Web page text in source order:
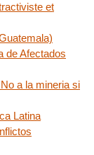
et
de Afectados
a la mineria si
Latina